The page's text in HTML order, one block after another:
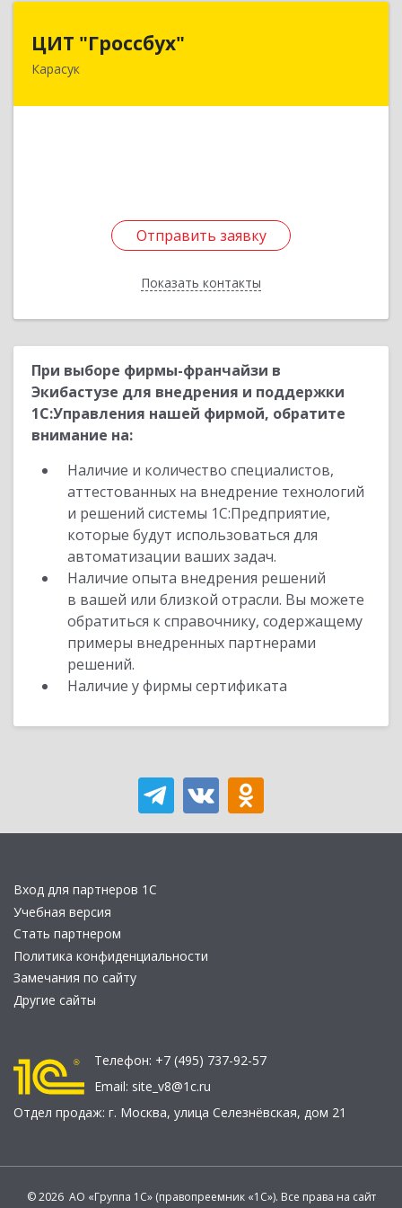
ЦИТ "Гроссбух"
Карасук
Отправить заявку
Показать контакты
632861, Новосибирская обл, Карасукский р-н,
Отправить заявку
Назад
При выборе фирмы-франчайзи в
Экибастузе для внедрения и поддержки
1С:Управления нашей фирмой, обратите
внимание на:
Наличие и количество специалистов,
аттестованных на внедрение технологий
и решений системы 1С:Предприятие,
которые будут использоваться для
автоматизации ваших задач.
Наличие опыта внедрения решений
в вашей или близкой отрасли. Вы можете
обратиться к справочнику, содержащему
примеры внедренных партнерами
решений.
Наличие у фирмы сертификата
Вход для партнеров 1С
Учебная версия
Стать партнером
Политика конфиденциальности
Замечания по сайту
Другие сайты
Телефон: +7 (495) 737-92-57
Email: site_v8@1c.ru
Отдел продаж: г. Москва, улица Селезнёвская, дом 21
© 2026 АО «Группа 1С» (правопреемник «1С»). Все права на сайт